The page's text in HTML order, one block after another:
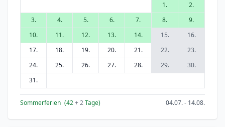
1.
2.
3.
4. 5. 6. 7. 8.
9.
10.
11. 12. 13. 14. 15.
16.
17.
18. 19. 20. 21. 22.
23.
24.
25. 26. 27. 28. 29.
30.
31.
Sommerferien (42+ 2Tage) 04.07. - 14.08.